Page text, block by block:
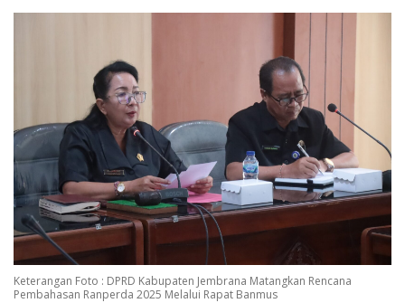
Keterangan Foto : DPRD Kabupaten Jembrana Matangkan Rencana
Pembahasan Ranperda 2025 Melalui Rapat Banmus